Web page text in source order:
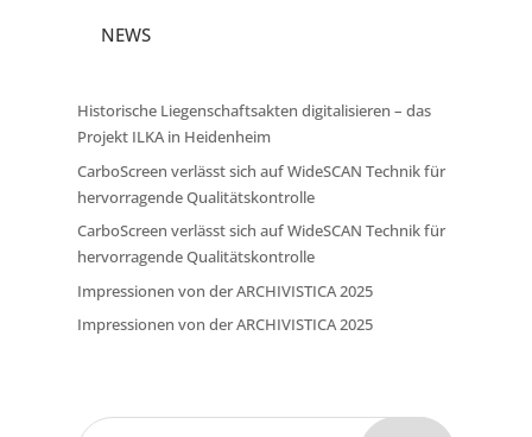
NEWS
Historische Liegenschaftsakten digitalisieren – das
Projekt ILKA in Heidenheim
CarboScreen verlässt sich auf WideSCAN Technik für
hervorragende Qualitätskontrolle
CarboScreen verlässt sich auf WideSCAN Technik für
hervorragende Qualitätskontrolle
Impressionen von der ARCHIVISTICA 2025
Impressionen von der ARCHIVISTICA 2025